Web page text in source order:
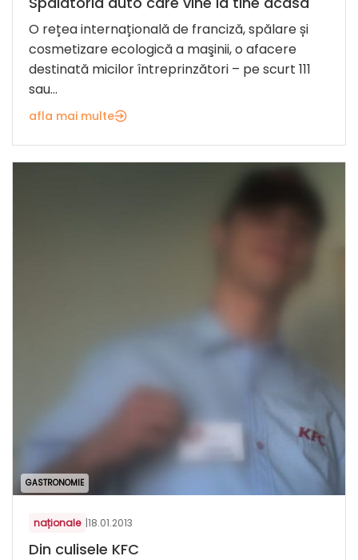
O rețea internațională de franciză, spălare și
cosmetizare ecologică a maşinii, o afacere
destinată micilor întreprinzători – pe scurt 111
sau...
afla mai multe
GASTRONOMIE
naționale |18.01.2013
Din culisele KFC